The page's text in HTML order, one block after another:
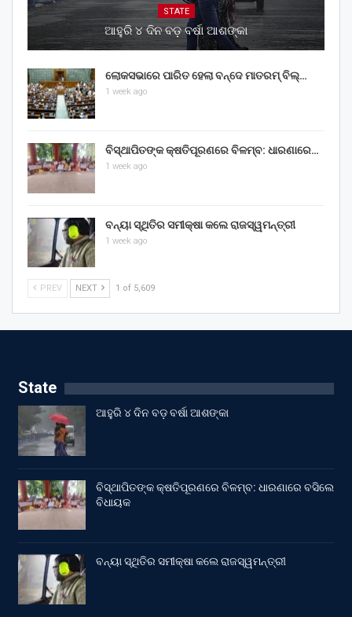
STATE
ଆହୁରି ୪ ଦିନ ବଡ଼ ବର୍ଷା ଆଶଙ୍କା
ଲୋକସଭାରେ ପାରିତ ହେଲା ବନ୍ଦେ ମାତରମ୍‌ ବିଲ୍‌…
1 week ago
ବିସ୍ଥାପିତଙ୍କ କ୍ଷତିପୂରଣରେ ବିଳମ୍ବ: ଧାରଣାରେ…
1 week ago
ବନ୍ୟା ସ୍ଥିତିର ସମୀକ୍ଷା କଲେ ରାଜସ୍ୱମନ୍ତ୍ରୀ
1 week ago
PREV NEXT 1 of 5,609
State
ଆହୁରି ୪ ଦିନ ବଡ଼ ବର୍ଷା ଆଶଙ୍କା
ବିସ୍ଥାପିତଙ୍କ କ୍ଷତିପୂରଣରେ ବିଳମ୍ବ: ଧାରଣାରେ ବସିଲେ
ବିଧାୟକ
ବନ୍ୟା ସ୍ଥିତିର ସମୀକ୍ଷା କଲେ ରାଜସ୍ୱମନ୍ତ୍ରୀ